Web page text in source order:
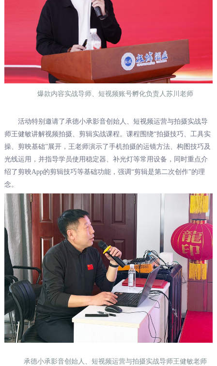
爆款内容实战导师、短视频账号孵化负责人苏川老师
活动特别邀请了承德小承影音创始人、短视频运营与拍摄实战导
师王健敏讲解视频拍摄、剪辑实战课程。课程围绕“拍摄技巧、工具实
操、剪映基础”展开，王老师演示了手机拍摄的运镜方法、构图技巧及
光线运用，并指导学员使用稳定器、补光灯等常用设备，同时重点介
绍了剪映App的剪辑技巧等基础功能，强调“剪辑是第二次创作”的理
念。
承德小承影音创始人、短视频运营与拍摄实战导师王健敏老师